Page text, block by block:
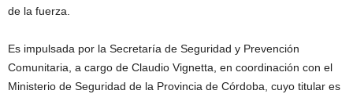
de la fuerza.
Es impulsada por la Secretaría de Seguridad y Prevención
Comunitaria, a cargo de Claudio Vignetta, en coordinación con el
Ministerio de Seguridad de la Provincia de Córdoba, cuyo titular es